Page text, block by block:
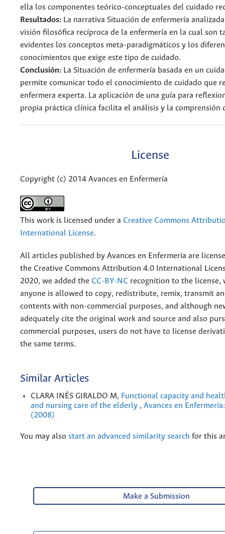
ella los componentes teórico-conceptuales del cuidado
Resultados: La narrativa Situación de enfermería
visión filosófica recíproca de la enfermería en la cual son
evidentes los conceptos meta-paradigmáticos y los
conocimientos que exige este tipo de cuidado.
Conclusión: La Situación de enfermería basada en un
permite comunicar todo el conocimiento de cuidado que
enfermera experta. La aplicación de una guía para
propia práctica clínica facilita el análisis y la comprensión
License
Copyright (c) 2014 Avances en Enfermería
This work is licensed under a Creative Commons
International License.
All articles published by Avances en Enfermería are
the Creative Commons Attribution 4.0 International
2020, we added the CC-BY-NC recognition to the license,
anyone is allowed to copy, redistribute, remix, transmit
contents with non-commercial purposes, and although
adequately cite the original work and source and also
commercial purposes, users do not have to license
the same terms.
Similar Articles
CLARA INÉS GIRALDO M, Functional capacity and
and nursing care of the elderly , Avances en
(2008)
You may also start an advanced similarity search for this
Make a Submission